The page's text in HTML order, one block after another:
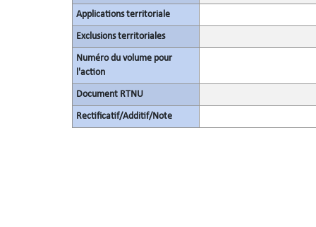
Applications territoriale
Exclusions territoriales
Numéro du volume pour
l'action
Document RTNU
Rectificatif/Additif/Note